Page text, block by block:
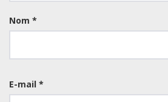
Nom *
E-mail *